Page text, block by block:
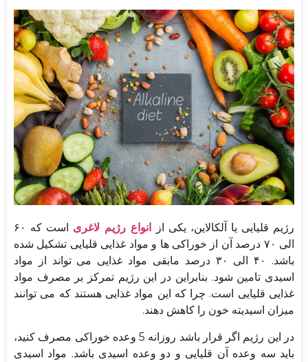
رژیم قلیایی یا آلکالاین، یکی از انواع رژیم لاغری
است که ۶۰
الی ۷۰ درصد آن از خوراکی ها و مواد غذایی قلیایی تشکیل شده
باشد. ۴۰ الی ۳۰ درصد مابقی مواد غذایی می تواند از مواد
اسیدی تامین شود. بنابراین در این رژیم تمرکز بر مصرف مواد
غذایی قلیایی است. چرا که این مواد غذایی هستند که می توانند
میزان اسیدیته خون را کاهش دهند.
در این رژیم اگر قرار باشد روزانه 5 وعده خوراکی مصرف کنید،
باید سه وعده آن قلیایی و دو وعده اسیدی باشد. مواد اسیدی